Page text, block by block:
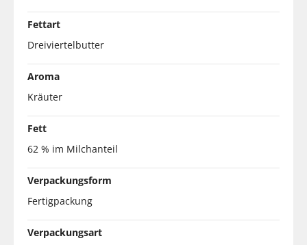
Fettart
Dreiviertelbutter
Aroma
Kräuter
Fett
62 % im Milchanteil
Verpackungsform
Fertigpackung
Verpackungsart